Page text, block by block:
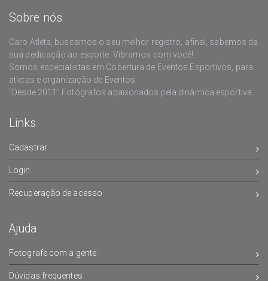
Sobre nós
Caro Atleta, buscamos o seu melhor registro, afinal, sabemos da
sua dedicação ao esporte. Vibramos com você!
Somos especialistas em Cobertura de Eventos Esportivos, para
atletas e organização de Eventos
"Desde 2011" Fotógrafos apaixonados pela dinâmica esportiva.
Links
Cadastrar
Login
Recuperação de acesso
Ajuda
Fotografe com a gente
Dúvidas frequentes